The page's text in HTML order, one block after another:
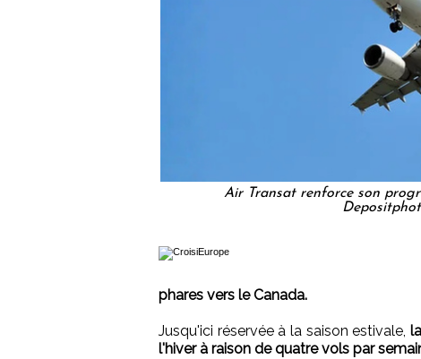
Air Transat renforce son
phares vers le Canada.
Jusqu'ici réservée à la saison estivale,
l'hiver à raison de quatre vols par